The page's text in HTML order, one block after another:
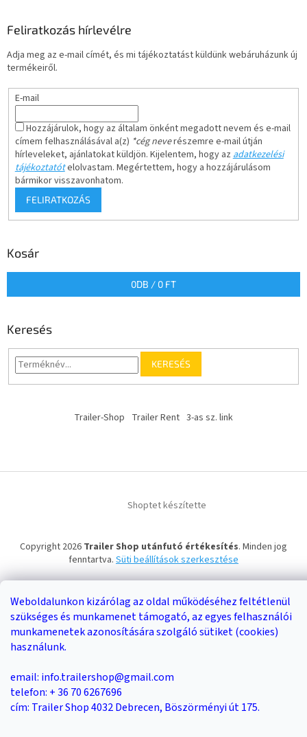
Weboldalunkon kizárólag az oldal működéséhez feltétlenül
szükséges és munkamenet támogató, az egyes felhasználói
munkamenetek azonosítására szolgáló sütiket (cookies)
használunk.
email: info.trailershop@gmail.com
telefon: + 36 70 6267696
cím: Trailer Shop 4032 Debrecen, Böszörményi út 175.
Feliratkozás hírlevélre
Adja meg az e-mail címét, és mi tájékoztatást küldünk webáruházunk új
termékeiről.
E-mail
Hozzájárulok, hogy az általam önként megadott nevem és e-mail
címem felhasználásával a(z) *cég neverészemre e-mail útján
hírleveleket, ajánlatokat küldjön. Kijelentem, hogy azadatkezelési
tájékoztatótelolvastam. Megértettem, hogy a hozzájárulásom
bármikor visszavonhatom.
FELIRATKOZÁS
Kosár
0DB / 0 FT
Keresés
KERESÉS
Trailer-Shop Trailer Rent 3-as sz. link
Shoptet készítette
Copyright 2026 Trailer Shop utánfutó értékesítés. Minden jog
fenntartva. Süti beállítások szerkesztése